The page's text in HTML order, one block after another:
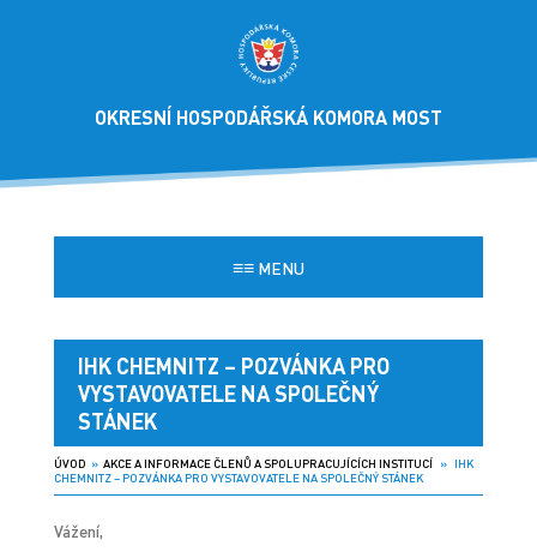
OKRESNÍ HOSPODÁŘSKÁ KOMORA MOST
≡≡MENU
IHK CHEMNITZ – POZVÁNKA PRO
VYSTAVOVATELE NA SPOLEČNÝ
STÁNEK
ÚVOD » AKCE A INFORMACE ČLENŮ A SPOLUPRACUJÍCÍCH INSTITUCÍ» IHK
CHEMNITZ – POZVÁNKA PRO VYSTAVOVATELE NA SPOLEČNÝ STÁNEK
Vážení,